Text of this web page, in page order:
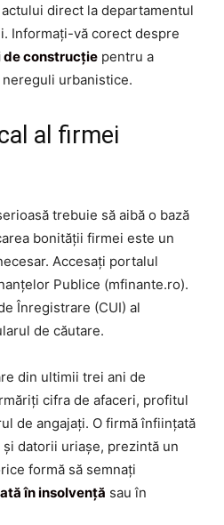
direct la departamentul
Informați-vă corect despre
construcție pentru a
urbanistice.
al firmei
trebuie să aibă o bază
bonității firmei este un
Accesați portalul
Publice (mfinante.ro).
Înregistrare (CUI) al
de căutare.
din ultimii trei ani de
cifra de afaceri, profitul
de angajați. O firmă înființată
datorii uriașe, prezintă un
formă să semnați
în insolvență sau în